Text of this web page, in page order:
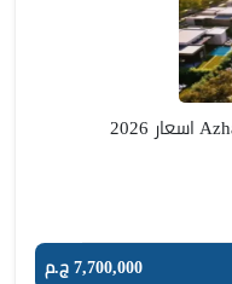
7,700,000 ج.م